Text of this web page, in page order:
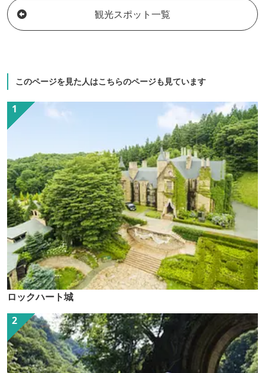
いたします。
観光スポット一覧
このページを見た人はこちらのページも見ています
ロックハート城